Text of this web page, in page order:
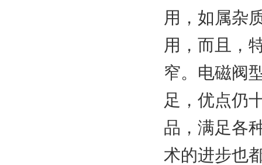
用，如属杂
用，而且，
窄。电磁阀
足，优点仍
品，满足各
术的进步也